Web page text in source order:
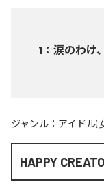
1 ： 涙のわけ
ジャンル： アイドル(
HAPPY